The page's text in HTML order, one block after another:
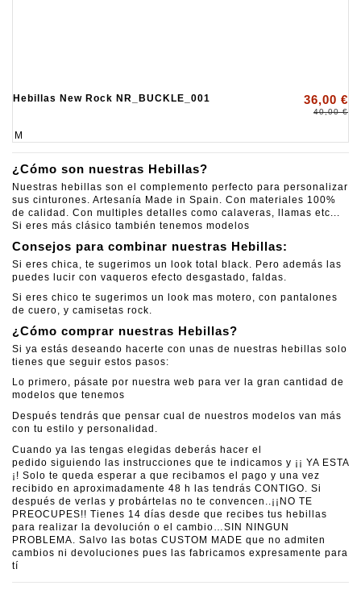
Hebillas New Rock NR_BUCKLE_001 36,00 €
40,00 €
M
¿Cómo son nuestras Hebillas?
Nuestras hebillas son el complemento perfecto para personalizar
sus cinturones. Artesanía Made in Spain. Con materiales 100%
de calidad. Con multiples detalles como calaveras, llamas etc...
Si eres más clásico también tenemos modelos
Consejos para combinar nuestras Hebillas:
Si eres chica, te sugerimos un look total black. Pero además las
puedes lucir con vaqueros efecto desgastado, faldas.
Si eres chico te sugerimos un look mas motero, con pantalones
de cuero, y camisetas rock.
¿Cómo comprar nuestras Hebillas?
Si ya estás deseando hacerte con unas de nuestras hebillas solo
tienes que seguir estos pasos:
Lo primero, pásate por nuestra web para ver la gran cantidad de
modelos que tenemos
Después tendrás que pensar cual de nuestros modelos van más
con tu estilo y personalidad.
Cuando ya las tengas elegidas deberás hacer el
pedido siguiendo las instrucciones que te indicamos y ¡¡ YA ESTA
¡! Solo te queda esperar a que recibamos el pago y una vez
recibido en aproximadamente 48 h las tendrás CONTIGO. Si
después de verlas y probártelas no te convencen..¡¡NO TE
PREOCUPES!! Tienes 14 días desde que recibes tus hebillas
para realizar la devolución o el cambio…SIN NINGUN
PROBLEMA. Salvo las botas CUSTOM MADE que no admiten
cambios ni devoluciones pues las fabricamos expresamente para
tí